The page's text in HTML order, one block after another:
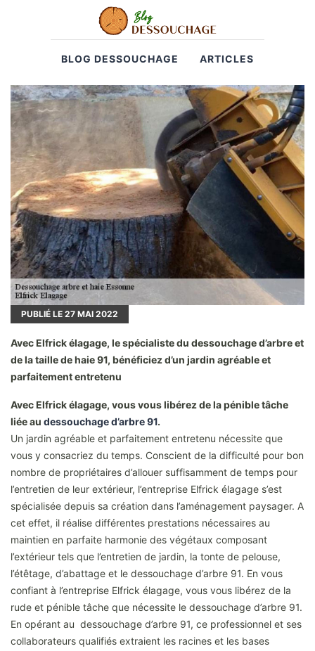
BLOG DESSOUCHAGE ARTICLES
PUBLIÉ LE 27 MAI 2022
Avec Elfrick élagage, le spécialiste du dessouchage d’arbre et
de la taille de haie 91, bénéficiez d’un jardin agréable et
parfaitement entretenu
Avec Elfrick élagage, vous vous libérez de la pénible tâche
liée au dessouchage d’arbre 91.
Un jardin agréable et parfaitement entretenu nécessite que
vous y consacriez du temps. Conscient de la difficulté pour bon
nombre de propriétaires d’allouer suffisamment de temps pour
l’entretien de leur extérieur, l’entreprise Elfrick élagage s’est
spécialisée depuis sa création dans l’aménagement paysager. A
cet effet, il réalise différentes prestations nécessaires au
maintien en parfaite harmonie des végétaux composant
l’extérieur tels que l’entretien de jardin, la tonte de pelouse,
l’étêtage, d’abattage et le dessouchage d’arbre 91. En vous
confiant à l’entreprise Elfrick élagage, vous vous libérez de la
rude et pénible tâche que nécessite le dessouchage d’arbre 91.
En opérant au dessouchage d’arbre 91, ce professionnel et ses
collaborateurs qualifiés extraient les racines et les bases